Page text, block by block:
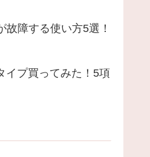
故障する使い方5選！
イプ買ってみた！5項